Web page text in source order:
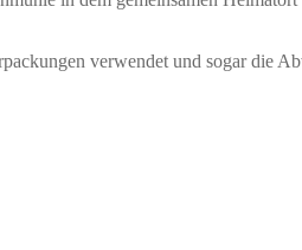
verwendet und sogar die